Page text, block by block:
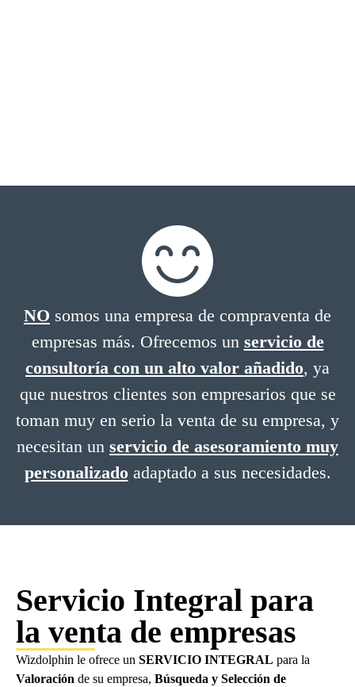
NO somos una empresa de compraventa de
empresas más. Ofrecemos un servicio de
consultoría con un alto valor añadido, ya
que nuestros clientes son empresarios que se
toman muy en serio la venta de su empresa, y
necesitan un servicio de asesoramiento muy
personalizadoadaptado a sus necesidades.
Servicio Integral para
la venta de empresas
Wizdolphin le ofrece un SERVICIO INTEGRAL para la
Valoración de su empresa, Búsqueda y Selección de